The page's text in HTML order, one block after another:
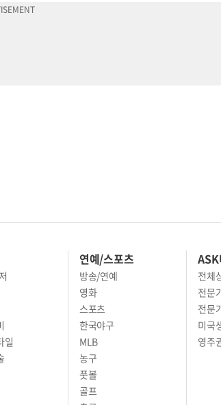
연예/스포츠
방송/연예
영화
스포츠
한국야구
MLB
농구
전체
전문
전문